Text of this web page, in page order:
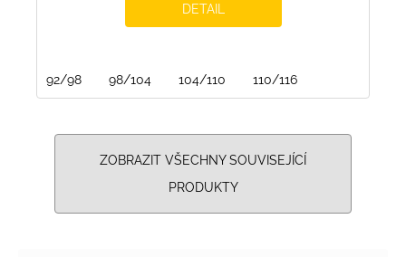
DETAIL
92/98 98/104 104/110 110/116
ZOBRAZIT VŠECHNY SOUVISEJÍCÍ
PRODUKTY